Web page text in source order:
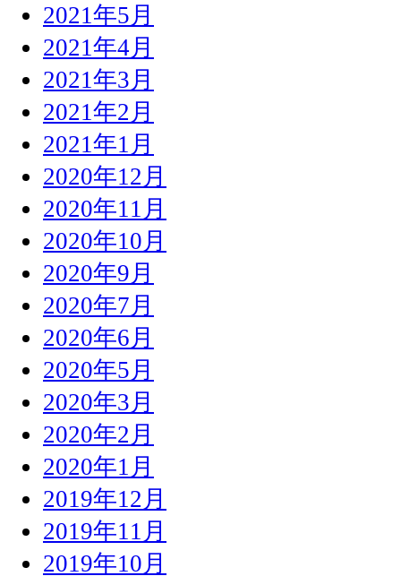
2021年5月
2021年4月
2021年3月
2021年2月
2021年1月
2020年12月
2020年11月
2020年10月
2020年9月
2020年7月
2020年6月
2020年5月
2020年3月
2020年2月
2020年1月
2019年12月
2019年11月
2019年10月